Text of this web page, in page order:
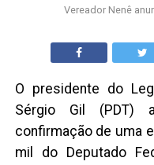
Vereador Nenê
O presidente do
Sérgio Gil (PDT)
confirmação de uma
mil do Deputado